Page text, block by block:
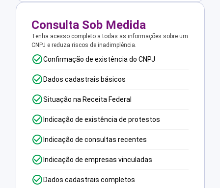
Consulta Sob Medida
Tenha acesso completo a todas as informações sobre um
CNPJ e reduza riscos de inadimplência.
Confirmação de existência do CNPJ
Dados cadastrais básicos
Situação na Receita Federal
Indicação de existência de protestos
Indicação de consultas recentes
Indicação de empresas vinculadas
Dados cadastrais completos